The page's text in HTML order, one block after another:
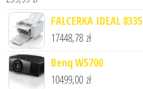
FALCERKA IDEAL 8335
17448,78 zł
Benq W5700
10499,00 zł